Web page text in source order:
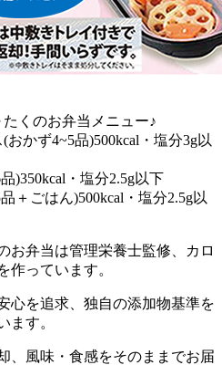
くのお弁当メニュー♪
かず4~5品)500kcal・塩分3g以
)350kcal・塩分2.5g以下
＋ごはん)500kcal・塩分2.5g以
お弁当は管理栄養士監修、カロ
作っています。
心を追求、独自の添加物基準を
ます。
、風味・食感をそのままでお届